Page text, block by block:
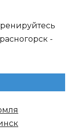
-